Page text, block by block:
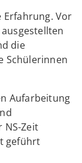
Erfahrung. Vor
die
Schülerinnen
Aufarbeitung
NS-Zeit
geführt